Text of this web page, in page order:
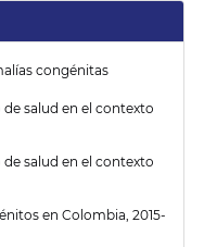
congénitas
de salud en el contexto
de salud en el contexto
en Colombia, 2015-